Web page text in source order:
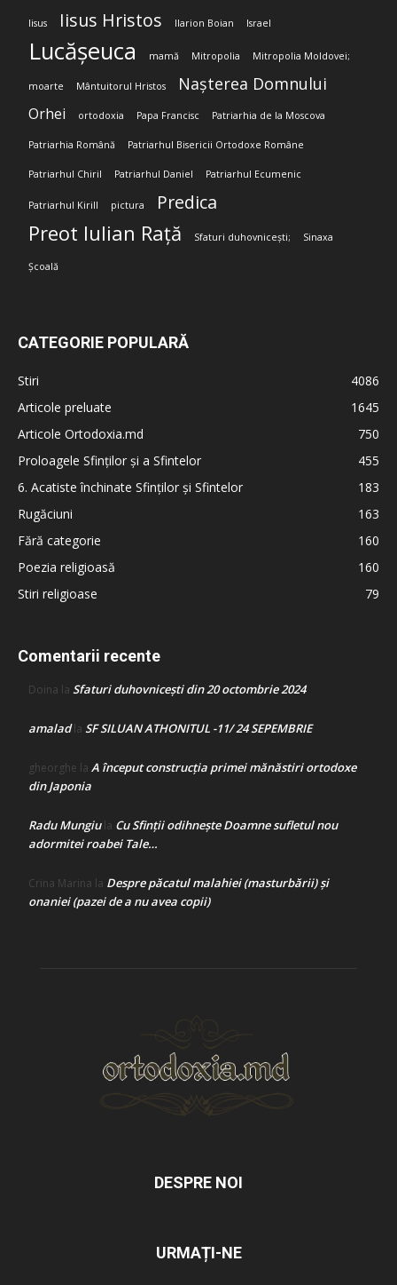
Iisus Iisus Hristos Ilarion Boian Israel
Lucășeuca mamă Mitropolia Mitropolia Moldovei;
moarte Mântuitorul Hristos Nașterea Domnului
Orhei ortodoxia Papa Francisc Patriarhia de la Moscova
Patriarhia Română Patriarhul Bisericii Ortodoxe Române
Patriarhul Chiril Patriarhul Daniel Patriarhul Ecumenic
Patriarhul Kirill pictura Predica
Preot Iulian Rață Sfaturi duhovnicești; Sinaxa
Școală
CATEGORIE POPULARĂ
Stiri
4086
Articole preluate
1645
Articole Ortodoxia.md
750
Proloagele Sfinților și a Sfintelor
455
6. Acatiste închinate Sfinților și Sfintelor
183
Rugăciuni
163
Fără categorie
160
Poezia religioasă
160
Stiri religioase
79
Comentarii recente
Doina la Sfaturi duhovnicești din 20 octombrie 2024
amaladla SF SILUAN ATHONITUL -11/ 24 SEPEMBRIE
gheorghe la A început construcţia primei mănăstiri ortodoxe
din Japonia
Radu Mungiula Cu Sfinții odihnește Doamne sufletul nou
adormitei roabei Tale…
Crina Marina la Despre păcatul malahiei (masturbării) şi
onaniei (pazei de a nu avea copii)
DESPRE NOI
URMAȚI-NE